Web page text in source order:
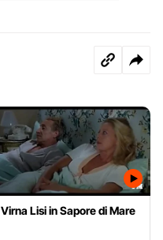
Virna Lisi in Sapore di Mare